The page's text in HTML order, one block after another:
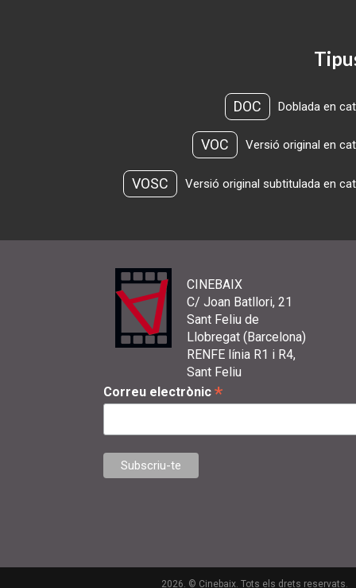
DOC Doblada en
VOC Versió original en
VOSC Versió original subtitulada en
CINEBAIX
C/ Joan Batllori, 21
Sant Feliu de
Llobregat (Barcelona)
RENFE línia R1 i R4,
Sant Feliu
Correu electrònic *
2026. © Cinebaix. Tots els drets reservats.